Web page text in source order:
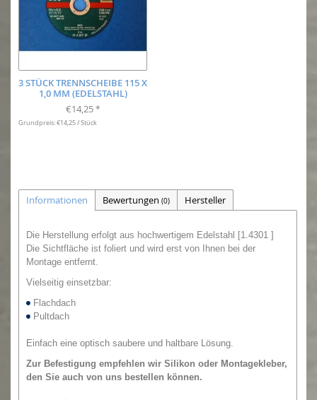
3 STÜCK TRENNSCHEIBE 115 X
1,0 MM (EDELSTAHL)
€14,25 *
Grundpreis: €14,25 / Stück
Informationen Bewertungen (0) Hersteller
Die Herstellung erfolgt aus hochwertigem Edelstahl [1.4301 ]
Die Sichtfläche ist foliert und wird erst von Ihnen bei der
Montage entfernt.
Vielseitig einsetzbar:
Flachdach
Pultdach
Einfach eine optisch saubere und haltbare Lösung.
Zur Befestigung empfehlen wir Silikon oder Montagekleber,
den Sie auch von uns bestellen können.